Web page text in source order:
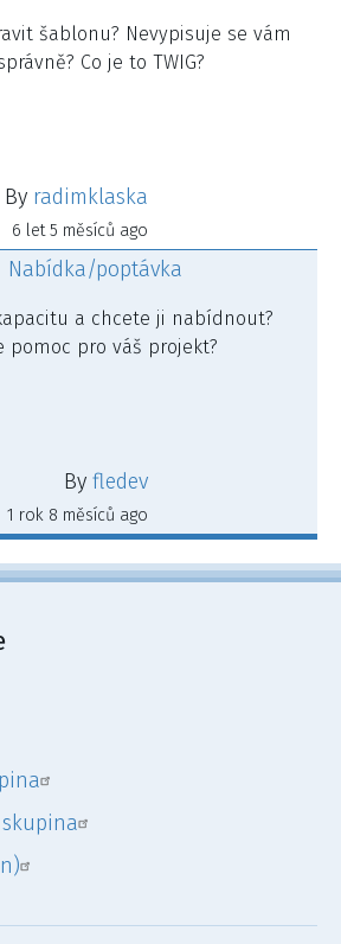
šablonu? Nevypisuje se vám
Co je to TWIG?
By radimklaska
6 let 5 měsíců ago
Nabídka/poptávka
a chcete ji nabídnout?
pomoc pro váš projekt?
By fledev
1 rok 8 měsíců ago